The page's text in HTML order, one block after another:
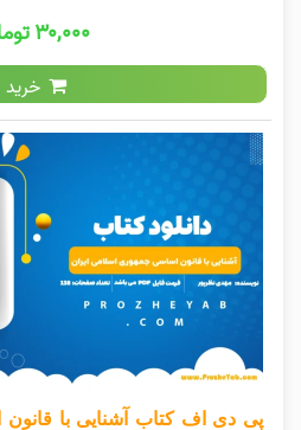
۳۰,۰۰۰ تومان
خرید
پی دی اف کتاب آشنایی با